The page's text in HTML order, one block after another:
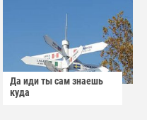
Да иди ты сам знаешь
куда